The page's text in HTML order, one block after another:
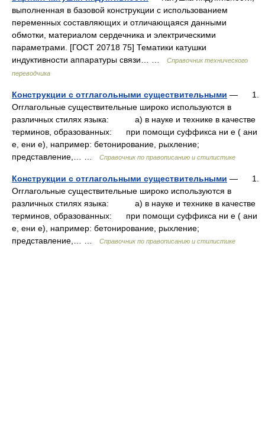
выполненная в базовой конструкции с использованием
переменных составляющих и отличающаяся данными
обмотки, материалом сердечника и электрическими
параметрами. [ГОСТ 20718 75] Тематики катушки
индуктивности аппаратуры связи… …
Справочник технического
переводчика
Конструкции с отглагольными существительными — 1.
Orглагольные существительные широко используются в
различных стилях языка: а) в науке и технике в качестве
терминов, образованных: при помощи суффикса ни е ( ани
е, ени е), например: бетонирование, рыхление;
представление,… …
Справочник по правописанию и стилистике
Конструкции с отглагольными существительными — 1.
Orглагольные существительные широко используются в
различных стилях языка: а) в науке и технике в качестве
терминов, образованных: при помощи суффикса ни е ( ани
е, ени е), например: бетонирование, рыхление;
представление,… …
Справочник по правописанию и стилистике